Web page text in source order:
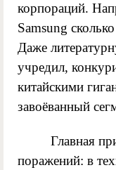
корпораций.
Samsung
Даже
учредил,
китайскими
завоёванный
Главная
поражений: в